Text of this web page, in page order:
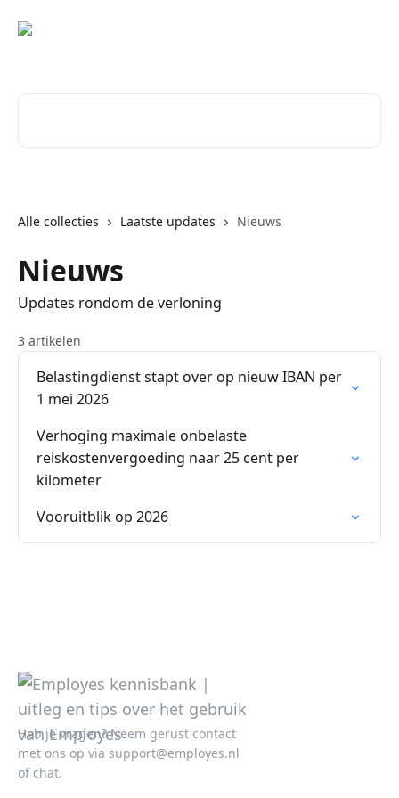
Alle collecties Laatste updates Nieuws
Nieuws
Updates rondom de verloning
3 artikelen
Belastingdienst stapt over op nieuw IBAN per
1 mei 2026
Verhoging maximale onbelaste
reiskostenvergoeding naar 25 cent per
kilometer
Vooruitblik op 2026
Heb je vragen? Neem gerust contact
met ons op via support@employes.nl
of chat.